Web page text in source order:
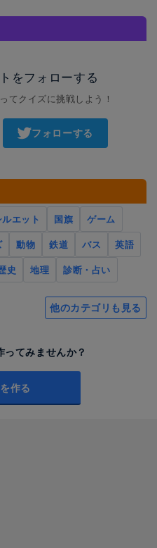
をフォローする
てクイズに挑戦しよう！
フォローする
エット 国旗
ゲーム
動物 鉄道 バス
英語
史 地理 診断・占い
他のカテゴリも見る
てみませんか？
作る